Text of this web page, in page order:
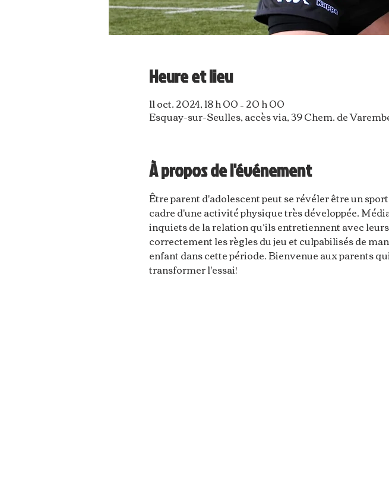
Heure et lieu
11 oct. 2024, 18 h 00 – 20 h 00
Esquay-sur-Seulles, accès via, 39 Chem. de
À propos de l'événement
Être parent d'adolescent peut se révéler être un
cadre d'une activité physique très développée.
inquiets de la relation qu’ils entretiennent avec
correctement les règles du jeu et culpabilisés de
enfant dans cette période. Bienvenue aux parents
transformer l'essai!